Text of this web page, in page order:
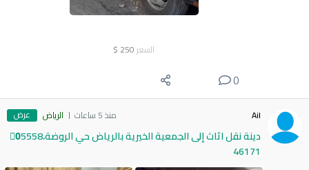
السعر 250
$
0
Ail منذ 5 ساعات الرياض عرض
دينة نقل اثاث إلى الجمعية الخيرية بالرياض حي الروضة،0َ5558
46171